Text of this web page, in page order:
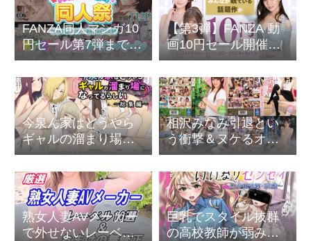
FANZA同人マンガ10
円セール第7弾までキ
タぞー！
【第3弾】FANZA 動
画10円セール開催中
– シークレット15作
品も！
今泉ん家はどうやら
ギャルの溜まり場に
なってるらしい 総集
編
相沢みなみ引退とい
う衝撃＆ヌケるオス
スメ動画のまとめ
熟女人妻AVメーカー
で外せないレーベル
巨乳でスタイル抜群
の高校教師が弱み握